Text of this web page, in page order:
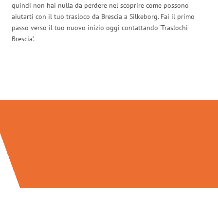
quindi non hai nulla da perdere nel scoprire come possono
aiutarti con il tuo trasloco da Brescia a Silkeborg. Fai il primo
passo verso il tuo nuovo inizio oggi contattando ‘Traslochi
Brescia’.